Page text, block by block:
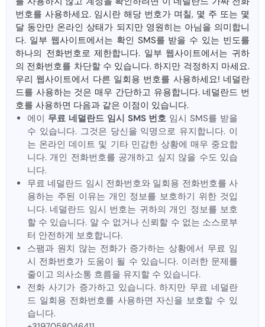
번호를 사용하세요. 임시란 해당 번호가 며칠, 몇 주 또는 몇
달 동안만 온라인 상태가 되지만 영원히는 아님을 의미합니
다. 일부 웹사이트에서는 확인 SMS를 받을 수 있는 빈도를
하나의 전화번호로 제한합니다. 일부 웹사이트에서는 귀하
의 전화번호를 차단할 수 있습니다. 하지만 걱정하지 마세요.
우리 웹사이트에서 다른 일회용 번호를 사용하세요! 네덜란
드를 사용하는 것은 매우 간단하고 유용합니다. 네덜란드 번
호를 사용하면 다음과 같은 이점이 있습니다.
에이 무료 네덜란드 임시 SMS 번호 임시 SMS를 받을
수 있습니다. 그것은 당신을 익명으로 유지합니다. 이
는 온라인 데이트 및 기타 민감한 상황에 매우 중요합
니다. 개인 전화번호를 공개하고 싶지 않을 수도 있습
니다.
무료 네덜란드 임시 전화번호와 일회용 전화번호를 사
용하는 주된 이유는 개인 정보를 보호하기 위한 것입
니다. 네덜란드 임시 번호는 귀하의 개인 정보를 보호
할 수 있습니다. 알 수 없거나 신뢰할 수 없는 소스로부
터 안전하게 보호합니다.
스팸과 원치 않는 전화가 증가하는 상황에서 무료 임
시 전화번호가 도움이 될 수 있습니다. 이러한 문제를
줄이고 의사소통 흐름을 유지할 수 있습니다.
전화 사기가 증가하고 있습니다. 하지만 무료 네덜란
드 일회용 전화번호를 사용하면 자신을 보호할 수 있
습니다.